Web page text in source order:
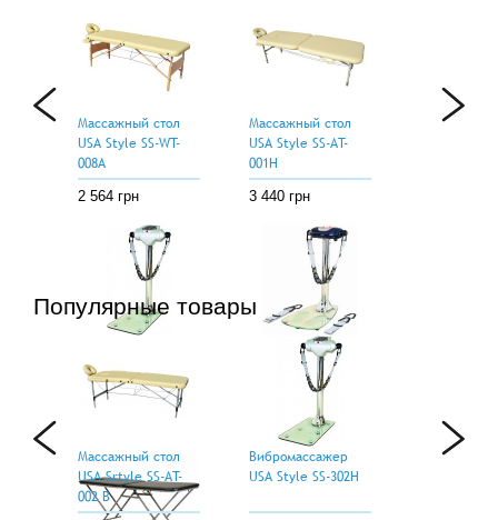
Массажный стол
USA Style SS-WT-
008A
2 564 грн
Массажный стол
USA Style SS-АT-
001H
3 440 грн
USA Style SS-302Н
Вибромассажер
USA Style SS-302D5
Популярные товары
Массажный стол
USA Srtyle SS-АT-
002 В
Вибромассажер
USA Style SS-302Н